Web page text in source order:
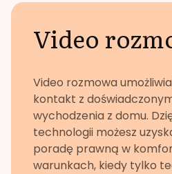
Video
Video rozmowa
kontakt z
wychodzenia z domu.
technologii możesz
poradę prawną w
warunkach, kiedy tylko